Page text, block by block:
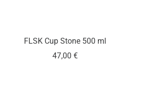
FLSK Cup Stone 500 ml
Angebotspreis
47,00 €